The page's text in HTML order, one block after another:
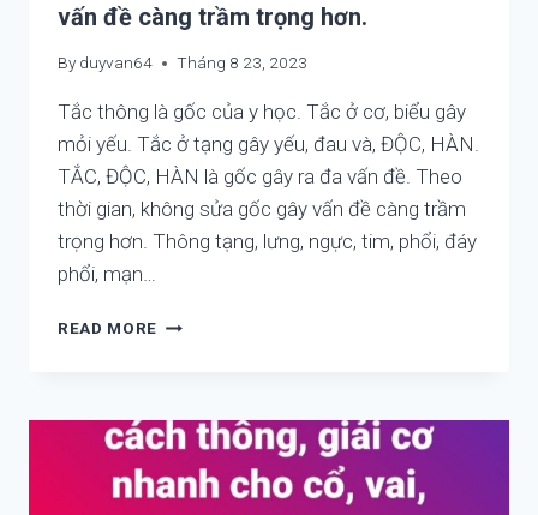
vấn đề càng trầm trọng hơn.
By duyvan64 Tháng 8 23, 2023
Tắc thông là gốc của y học. Tắc ở cơ, biểu gây
mỏi yếu. Tắc ở tạng gây yếu, đau và, ĐỘC, HÀN.
TẮC, ĐỘC, HÀN là gốc gây ra đa vấn đề. Theo
thời gian, không sửa gốc gây vấn đề càng trầm
trọng hơn. Thông tạng, lưng, ngực, tim, phổi, đáy
phổi, mạn…
READ MORE TẮC,
GỐC
GÂY
RA
ĐA